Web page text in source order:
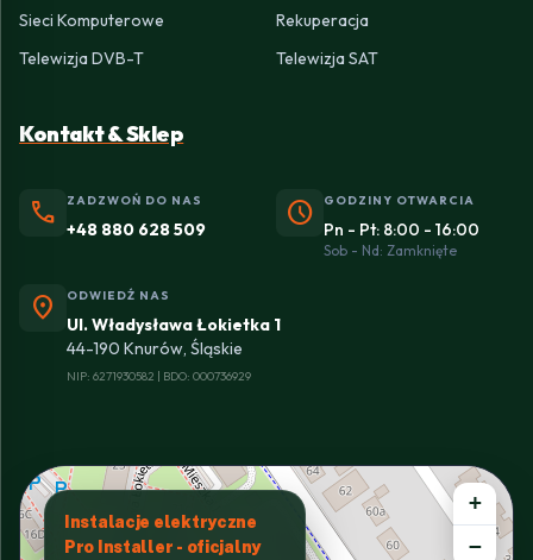
Sieci Komputerowe
Rekuperacja
Telewizja DVB-T
Telewizja SAT
Kontakt & Sklep
phone ZADZWOŃ DO NAS
+48 880 628 509 schedule GODZINY OTWARCIA
Pn - Pt: 8:00 - 16:00
Sob - Nd: Zamknięte
location_on ODWIEDŹ NAS
Ul. Władysława Łokietka 1
44-190 Knurów, Śląskie
NIP: 6271930582 | BDO: 000736929
Instalacje elektryczne
Pro Installer - oficjalny
+
−